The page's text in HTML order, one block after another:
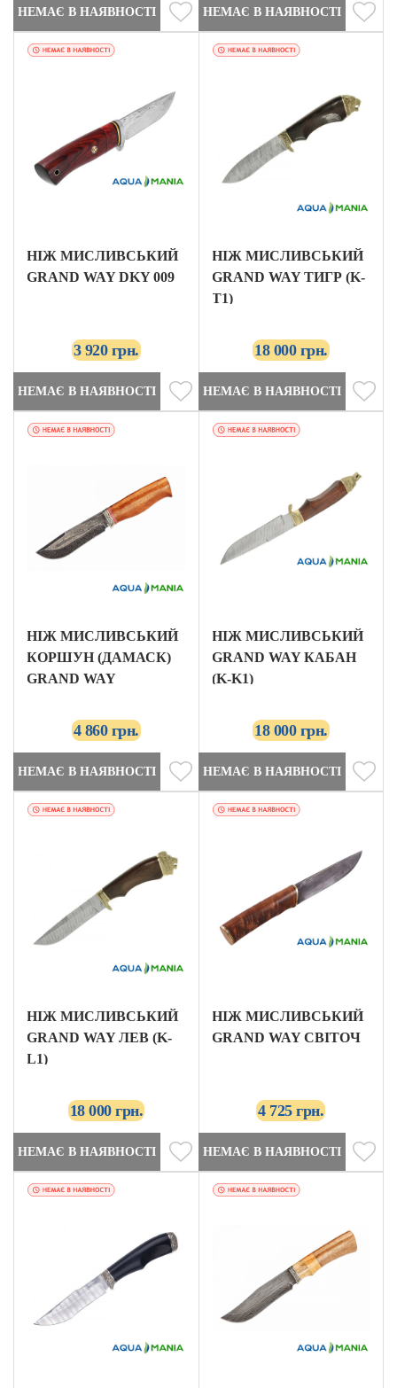
НЕМАЄ В НАЯВНОСТІ НЕМАЄ В НАЯВНОСТІ
НІЖ МИСЛИВСЬКИЙ
GRAND WAY DKY 009
3 920 грн.
НЕМАЄ В НАЯВНОСТІ
НІЖ МИСЛИВСЬКИЙ
GRAND WAY ТИГР (K-
T1)
18 000 грн.
НЕМАЄ В НАЯВНОСТІ
НІЖ МИСЛИВСЬКИЙ
КОРШУН (ДАМАСК)
GRAND WAY
4 860 грн.
НЕМАЄ В НАЯВНОСТІ
НІЖ МИСЛИВСЬКИЙ
GRAND WAY КАБАН
(K-K1)
18 000 грн.
НЕМАЄ В НАЯВНОСТІ
НІЖ МИСЛИВСЬКИЙ
GRAND WAY ЛЕВ (K-
L1)
18 000 грн.
НЕМАЄ В НАЯВНОСТІ
НІЖ МИСЛИВСЬКИЙ
GRAND WAY СВІТОЧ
4 725 грн.
НЕМАЄ В НАЯВНОСТІ